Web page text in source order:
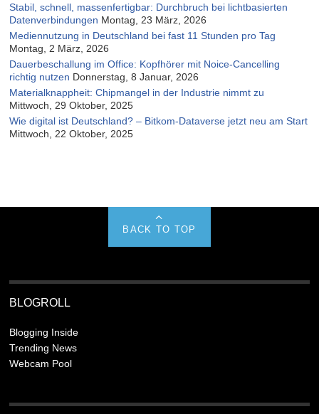
Stabil, schnell, massenfertigbar: Durchbruch bei lichtbasierten
Datenverbindungen Montag, 23 März, 2026
Mediennutzung in Deutschland bei fast 11 Stunden pro Tag
Montag, 2 März, 2026
Dauerbeschallung im Office: Kopfhörer mit Noice-Cancelling
richtig nutzen Donnerstag, 8 Januar, 2026
Materialknappheit: Chipmangel in der Industrie nimmt zu
Mittwoch, 29 Oktober, 2025
Wie digital ist Deutschland? – Bitkom-Dataverse jetzt neu am Start
Mittwoch, 22 Oktober, 2025
BACK TO TOP
BLOGROLL
Blogging Inside
Trending News
Webcam Pool